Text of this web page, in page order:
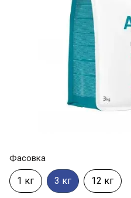
Фасовка
1 кг 3 кг 12 кг